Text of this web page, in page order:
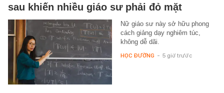
sau khiến nhiều giáo sư phải đỏ mặt
Nữ giáo sư này sở hữu phong
cách giảng dạy nghiêm túc,
không dễ dãi.
HỌC ĐƯỜNG - 5 giờ trước